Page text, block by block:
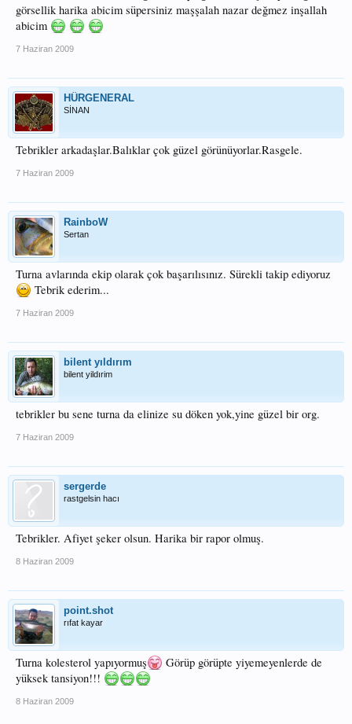
görsellik harika abicim süpersiniz maşşalah nazar değmez inşallah
abicim
7 Haziran 2009
HÜRGENERAL
SİNAN
Tebrikler arkadaşlar.Balıklar çok güzel görünüyorlar.Rasgele.
7 Haziran 2009
RainboW
Sertan
Turna avlarında ekip olarak çok başarılısınız. Sürekli takip ediyoruz
Tebrik ederim...
7 Haziran 2009
bilent yıldırım
bilent yildırim
tebrikler bu sene turna da elinize su döken yok,yine güzel bir org.
7 Haziran 2009
sergerde
rastgelsin hacı
Tebrikler. Afiyet şeker olsun. Harika bir rapor olmuş.
8 Haziran 2009
point.shot
rıfat kayar
Turna kolesterol yapıyormuş
Görüp görüpte yiyemeyenlerde de
yüksek tansiyon!!!
8 Haziran 2009